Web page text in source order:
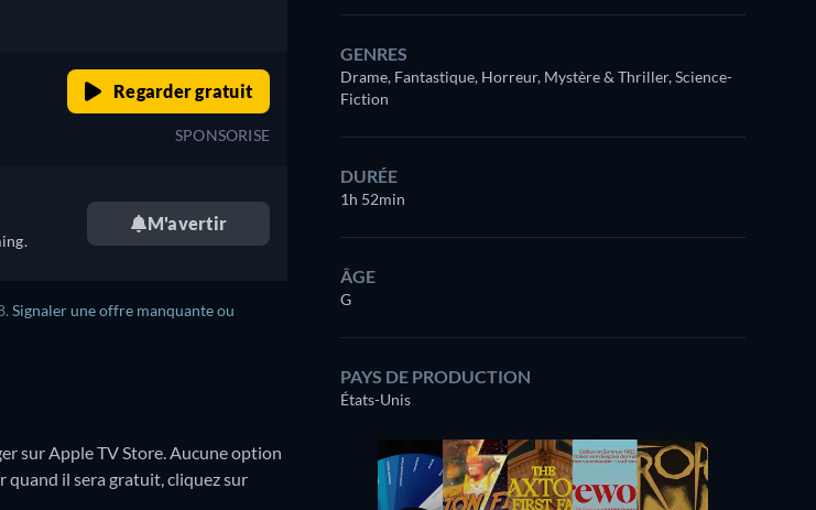
Regarder gratuit
SPONSORISE
M'avertir
Signaler une offre manquante ou
sur Apple TV Store.Aucune option
quand il sera gratuit, cliquez sur
GENRES
Drame, Fantastique, Horreur, Mystère & Thriller, Science-
Fiction
DURÉE
1h 52min
ÂGE
G
PAYS DE PRODUCTION
États-Unis